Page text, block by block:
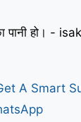
पानी हो। -
A Smart